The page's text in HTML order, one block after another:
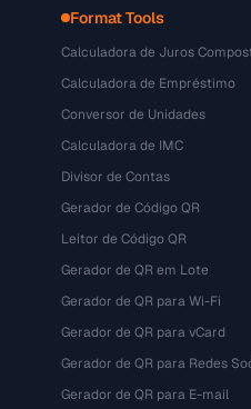
Format Tools
Calculadora de Juros
Calculadora de Empréstimo
Conversor de Unidades
Calculadora de IMC
Divisor de Contas
Gerador de Código QR
Leitor de Código QR
Gerador de QR em Lote
Gerador de QR para Wi-Fi
Gerador de QR para vCard
Gerador de QR para Redes
Gerador de QR para E-mail